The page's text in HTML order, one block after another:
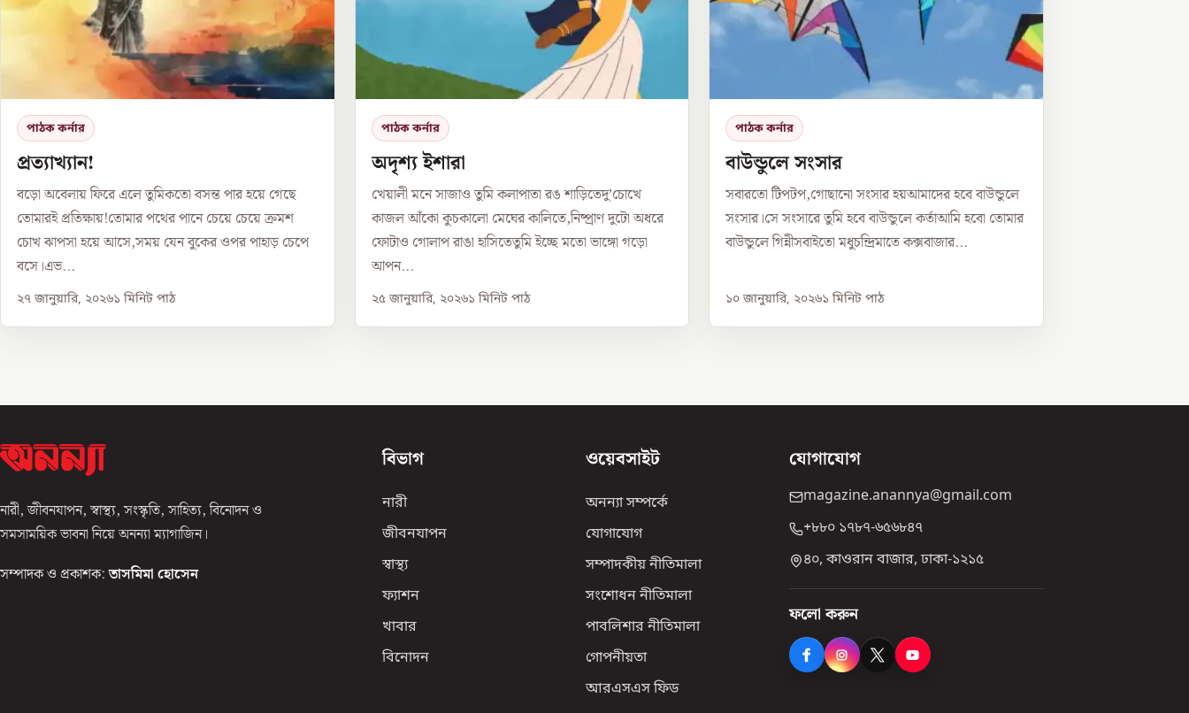
পাঠক কর্নার
প্রত্যাখ্যান!
বড়ো অবেলায় ফিরে এলে তুমিকতো বসন্ত পার হয়ে গেছে
তোমারই প্রতিক্ষায়!তোমার পথের পানে চেয়ে চেয়ে ক্রমশ
চোখ ঝাপসা হয়ে আসে,সময় যেন বুকের ওপর পাহাড় চেপে
বসে।এভ...
২৭ জানুয়ারি, ২০২৬১ মিনিট পাঠ
পাঠক কর্নার
অদৃশ্য ইশারা
খেয়ালী মনে সাজাও তুমি কলাপাতা রঙ শাড়িতেদু’চোখে
কাজল আঁকো কুচকালো মেঘের কালিতে,নিষ্প্রাণ দুটো অধরে
ফোটাও গোলাপ রাঙা হাসিতেতুমি ইচ্ছে মতো ভাঙ্গো গড়ো
আপন...
২৫ জানুয়ারি, ২০২৬১ মিনিট পাঠ
পাঠক কর্নার
বাউন্ডুলে সংসার
সবারতো টিপটপ,গোছানো সংসার হয়আমাদের হবে বাউন্ডুলে
সংসার।সে সংসারে তুমি হবে বাউন্ডুলে কর্তাআমি হবো তোমার
বাউন্ডুলে গিন্নীসবাইতো মধুচন্দ্রিমাতে কক্সবাজার...
১০ জানুয়ারি, ২০২৬১ মিনিট পাঠ
নারী, জীবনযাপন, স্বাস্থ্য, সংস্কৃতি, সাহিত্য, বিনোদন ও
সমসাময়িক ভাবনা নিয়ে অনন্যা ম্যাগাজিন।
সম্পাদক ও প্রকাশক: তাসমিমা হোসেন
বিভাগ
নারী
জীবনযাপন
স্বাস্থ্য
ফ্যাশন
খাবার
বিনোদন
ওয়েবসাইট
অনন্যা সম্পর্কে
যোগাযোগ
সম্পাদকীয় নীতিমালা
সংশোধন নীতিমালা
পাবলিশার নীতিমালা
গোপনীয়তা
আরএসএস ফিড
যোগাযোগ
magazine.anannya@gmail.com
+৮৮০ ১৭৮৭-৬৫৬৮৪৭
৪০, কাওরান বাজার, ঢাকা-১২১৫
ফলো করুন